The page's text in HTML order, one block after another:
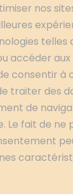
nos
telles
accéder
consentir à
traiter des
de
Le fait de ne